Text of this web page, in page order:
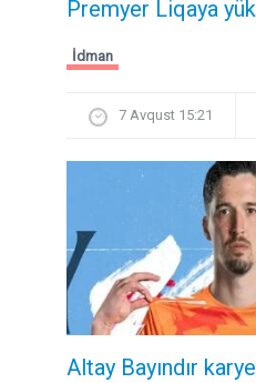
Premyer Liqaya
İdman
7 Avqust 15:21
Altay Bayındır